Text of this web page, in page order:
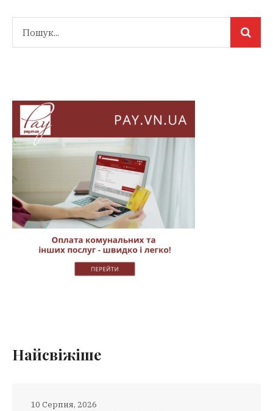
Найсвіжіше
10 Серпня, 2026